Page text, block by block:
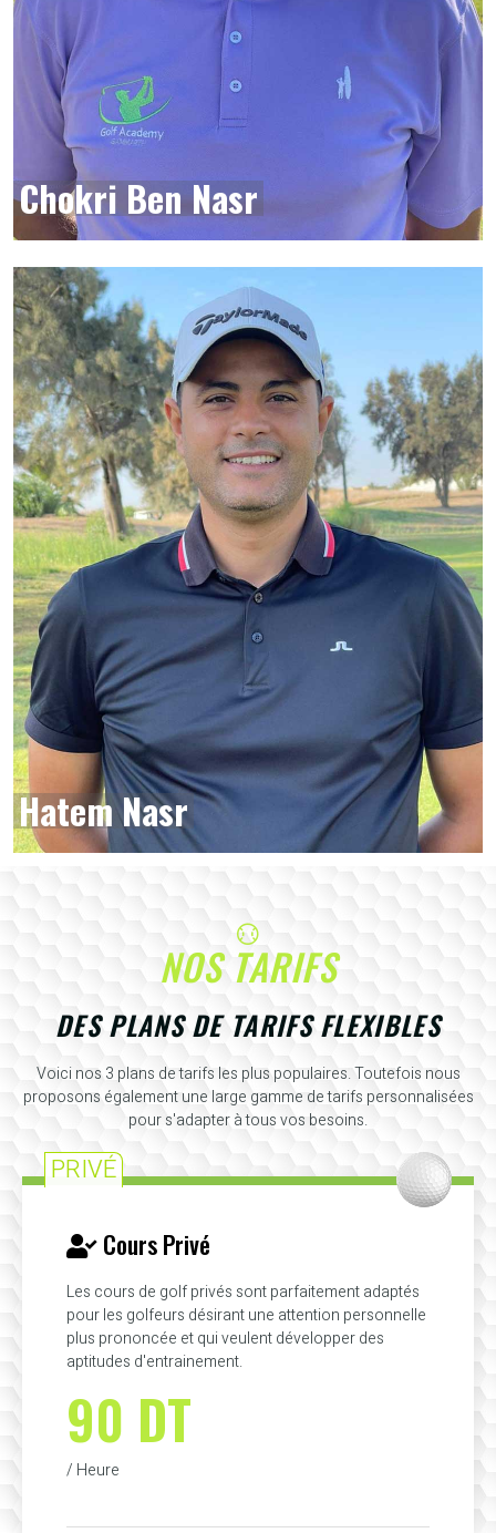
Chokri Ben Nasr
Hatem Nasr
NOS TARIFS
DES PLANS DE TARIFS FLEXIBLES
Voici nos 3 plans de tarifs les plus populaires. Toutefois nous
proposons également une large gamme de tarifs personnalisées
pour s'adapter à tous vos besoins.
PRIVÉ
Cours Privé
Les cours de golf privés sont parfaitement adaptés
pour les golfeurs désirant une attention personnelle
plus prononcée et qui veulent développer des
aptitudes d'entrainement.
90 DT
/ Heure